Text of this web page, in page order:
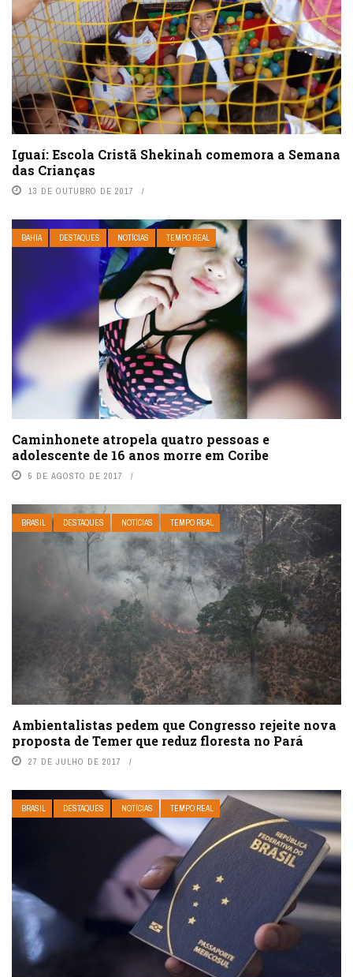
Iguaí: Escola Cristã Shekinah comemora a Semana
das Crianças
13 DE OUTUBRO DE 2017
BAHIA DESTAQUES NOTÍCIAS TEMPO REAL
Caminhonete atropela quatro pessoas e
adolescente de 16 anos morre em Coribe
5 DE AGOSTO DE 2017
BRASIL DESTAQUES NOTÍCIAS TEMPO REAL
Ambientalistas pedem que Congresso rejeite nova
proposta de Temer que reduz floresta no Pará
27 DE JULHO DE 2017
BRASIL DESTAQUES NOTÍCIAS TEMPO REAL